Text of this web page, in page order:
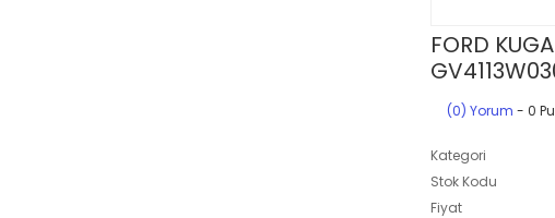
FORD
(0) Yorum - 0
Kategori
Stok Kodu
Fiyat